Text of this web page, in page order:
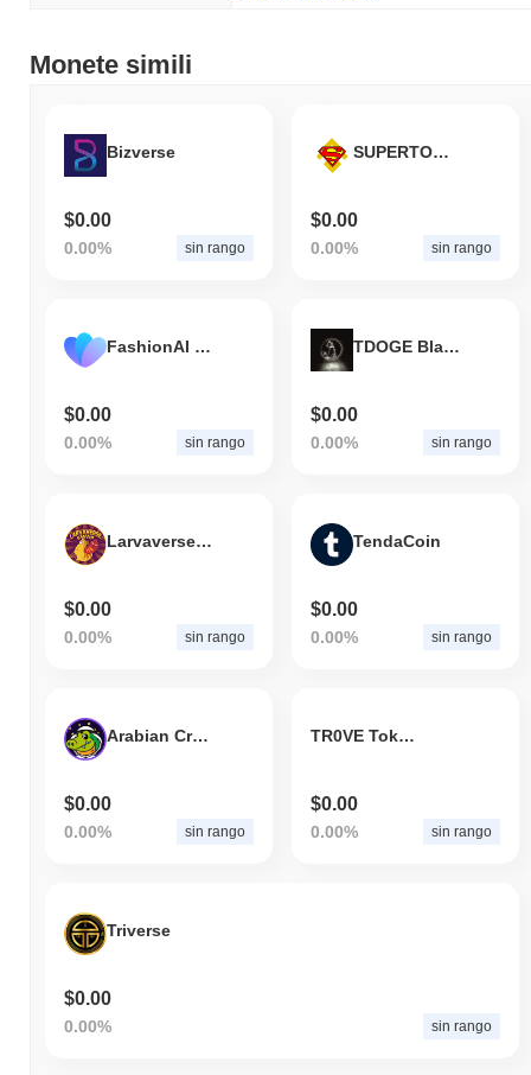
Monete simili
Bizverse
$0.00
0.00% sin rango
SUPERTOKEN
$0.00
0.00% sin rango
FashionAI (BSC)
$0.00
0.00% sin rango
TDOGE Black
$0.00
0.00% sin rango
LarvaverseSwap
$0.00
0.00% sin rango
TendaCoin
$0.00
0.00% sin rango
Arabian Croge
$0.00
0.00% sin rango
TR0VE Token
$0.00
0.00% sin rango
Triverse
$0.00
0.00% sin rango